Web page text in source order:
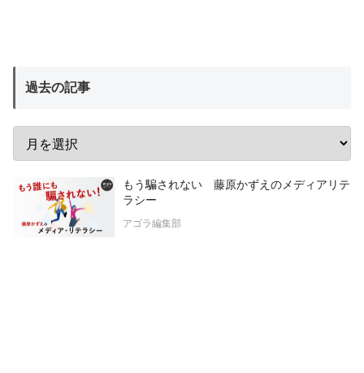
過去の記事
もう騙されない 藤原かずえのメディアリテ
ラシー
アゴラ編集部